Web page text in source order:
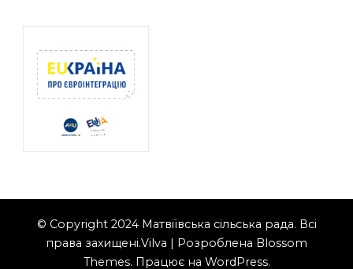
© Copyright 2024 Матвіївська сільська рада. Всі
права захищені.Vilva | Розроблена Blossom
Themes. Працює на WordPress.